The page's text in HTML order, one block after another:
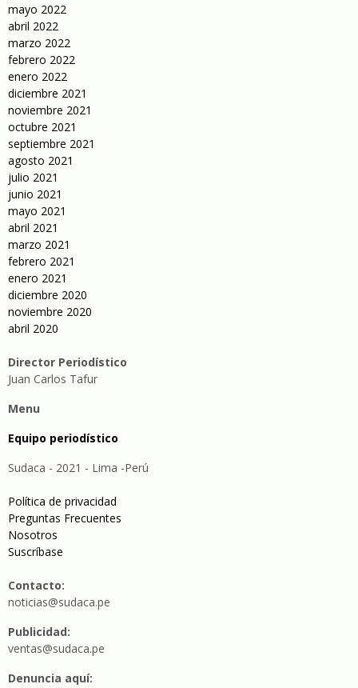
mayo 2022
abril 2022
marzo 2022
febrero 2022
enero 2022
diciembre 2021
noviembre 2021
octubre 2021
septiembre 2021
agosto 2021
julio 2021
junio 2021
mayo 2021
abril 2021
marzo 2021
febrero 2021
enero 2021
diciembre 2020
noviembre 2020
abril 2020
Director Periodístico
Juan Carlos Tafur
Menu
Equipo periodístico
Sudaca - 2021 - Lima -Perú
Política de privacidad
Preguntas Frecuentes
Nosotros
Suscríbase
Contacto:
noticias@sudaca.pe
Publicidad:
ventas@sudaca.pe
Denuncia aquí: